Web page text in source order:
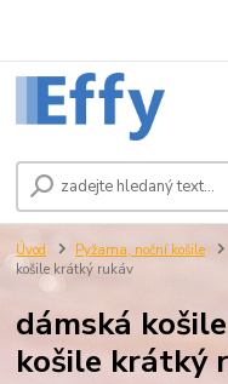
Úvod Pyžama, noční košile
košile krátký rukáv
dámská
košile krátký